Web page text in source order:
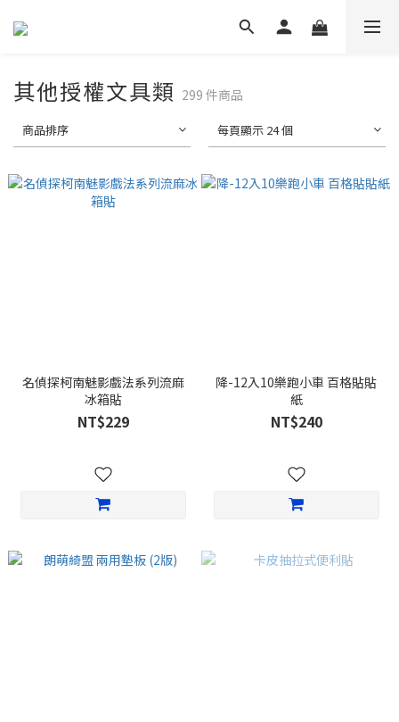
其他授權文具類 299 件商品
商品排序 每頁顯示 24 個
名偵探柯南魅影戲法系列流麻
冰箱貼
NT$229
降-12入10樂跑小車 百格貼貼
紙
NT$240